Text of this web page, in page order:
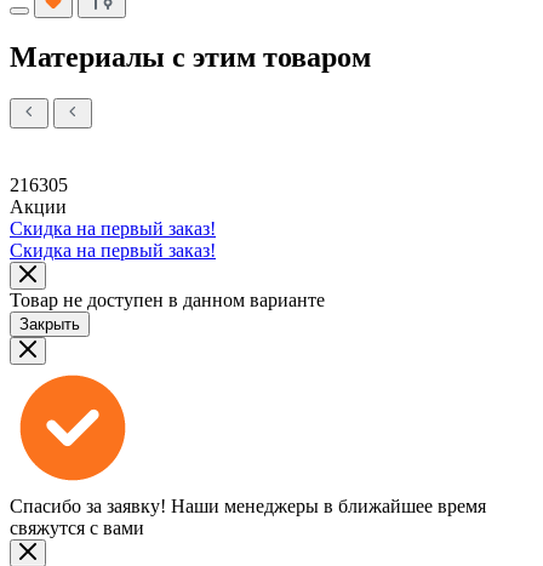
Материалы с этим товаром
216305
Акции
Скидка на первый заказ!
Скидка на первый заказ!
Товар не доступен в данном варианте
Закрыть
Спасибо за заявку! Наши менеджеры в ближайшее время
свяжутся с вами